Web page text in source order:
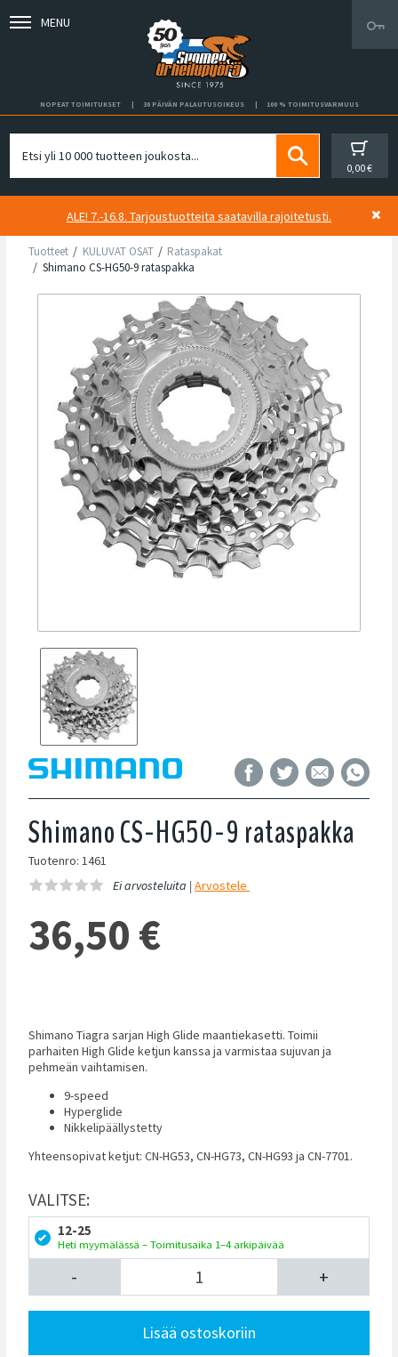
MENU
NOPEAT TOIMITUKSET 30 PÄIVÄN PALAUTUSOIKEUS 100 % TOIMITUSVARMUUS
0,00 €
ALE! 7.-16.8. Tarjoustuotteita saatavilla rajoitetusti.
Tuotteet KULUVAT OSAT
Rataspakat
Shimano CS-HG50-9 rataspakka
Shimano CS-HG50-9 rataspakka
Tuotenro: 1461
Ei arvosteluita |Arvostele
36,50 €
Shimano Tiagra sarjan High Glide maantiekasetti. Toimii
parhaiten High Glide ketjun kanssa ja varmistaa sujuvan ja
pehmeän vaihtamisen.
9-speed
Hyperglide
Nikkelipäällystetty
Yhteensopivat ketjut: CN-HG53, CN-HG73, CN-HG93 ja CN-7701.
VALITSE:
12-25
Heti myymälässä – Toimitusaika 1–4 arkipäivää
- +
Lisää ostoskoriin